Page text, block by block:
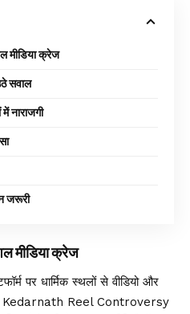
मीडिया क्रेज
सवाल
में नाराजगी
जरूरी
मीडिया क्रेज
पर धार्मिक स्थलों से वीडियो और
Kedarnath Reel Controversy